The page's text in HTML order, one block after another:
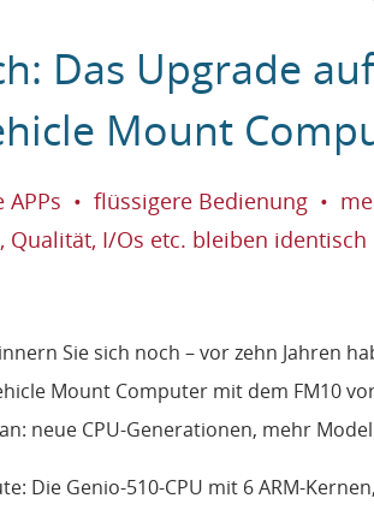
Das Upgrade
Mount
APPs • flüssigere Bedienung •
Qualität, I/Os etc. bleiben
Sie sich noch – vor zehn Jahren
Mount Computer mit dem FM10
neue CPU-Generationen, mehr
Die Genio-510-CPU mit 6 ARM-